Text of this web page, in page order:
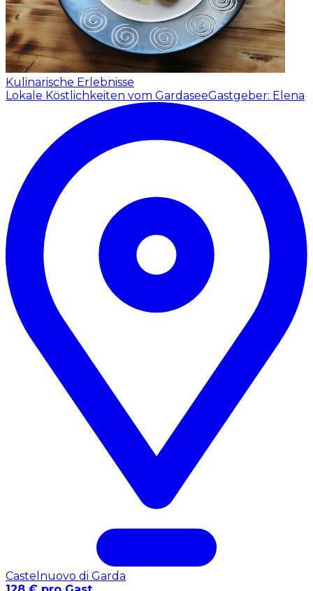
Kulinarische Erlebnisse
Lokale Köstlichkeiten vom GardaseeGastgeber: Elena
Castelnuovo di Garda